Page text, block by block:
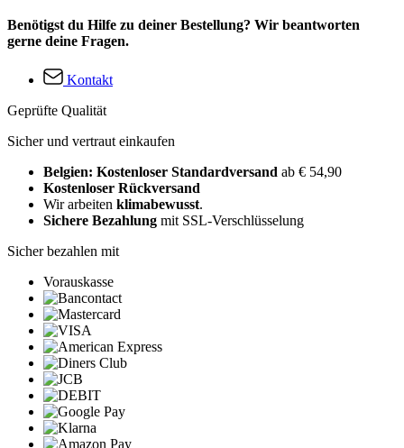
Benötigst du Hilfe zu deiner Bestellung? Wir beantworten
gerne deine Fragen.
Kontakt
Geprüfte Qualität
Sicher und vertraut einkaufen
Belgien: Kostenloser Standardversand ab € 54,90
Kostenloser Rückversand
Wir arbeiten klimabewusst.
Sichere Bezahlung mit SSL-Verschlüsselung
Sicher bezahlen mit
Vorauskasse